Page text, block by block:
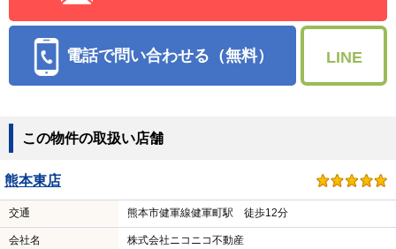
電話で問い合わせる（無料） LINE
この物件の取扱い店舗
熊本東店
交通 熊本市健軍線健軍町駅 徒歩12分
会社名 株式会社ニコニコ不動産